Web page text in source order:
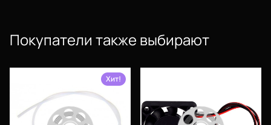
Покупатели также выбирают
Хит!
Оплата и доставка
Мы в социальных сетях